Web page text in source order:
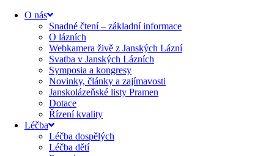
O nás
Snadné čtení – základní informace
O lázních
Webkamera živě z Janských Lázní
Svatba v Janských Lázních
Symposia a kongresy
Novinky, články a zajímavosti
Janskolázeňské listy Pramen
Dotace
Řízení kvality
Léčba
Léčba dospělých
Léčba dětí